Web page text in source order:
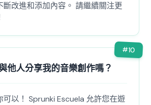
斷改進和添加內容。 請繼續關注更
#10
他人分享我的音樂創作嗎？
可以！ Sprunki Escuela 允許您在遊